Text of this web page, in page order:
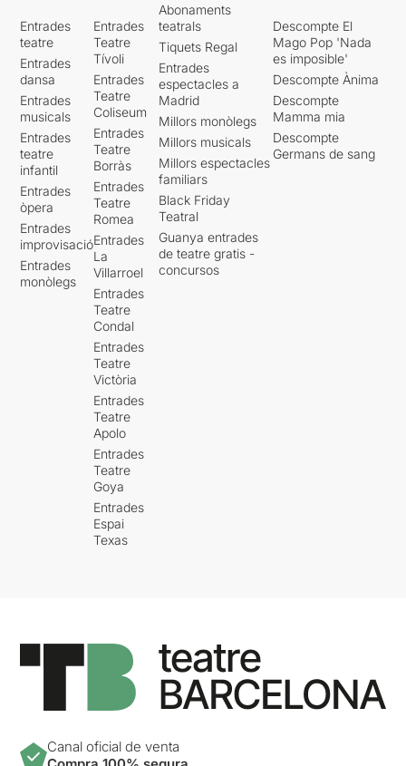
Entrades
teatre
Entrades
dansa
Entrades
musicals
Entrades
teatre
infantil
Entrades
òpera
Entrades
improvisació
Entrades
monòlegs
Entrades
Teatre
Tívoli
Entrades
Teatre
Coliseum
Entrades
Teatre
Borràs
Entrades
Teatre
Romea
Entrades
La
Villarroel
Entrades
Teatre
Condal
Entrades
Teatre
Victòria
Entrades
Teatre
Apolo
Entrades
Teatre
Goya
Entrades
Espai
Texas
Abonaments
teatrals
Tiquets Regal
Entrades
espectacles a
Madrid
Millors monòlegs
Millors musicals
Millors espectacles
familiars
Black Friday
Teatral
Guanya entrades
de teatre gratis -
concursos
Descompte El
Mago Pop 'Nada
es imposible'
Descompte Ànima
Descompte
Mamma mia
Descompte
Germans de sang
Canal oficial de venta